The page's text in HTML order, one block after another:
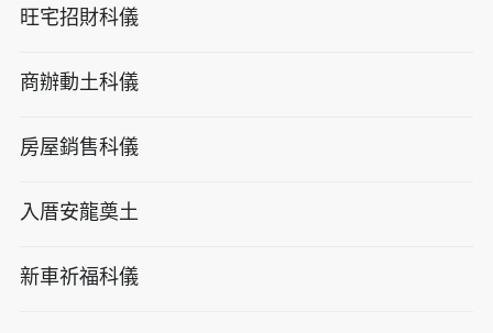
旺宅招財科儀
商辦動土科儀
房屋銷售科儀
入厝安龍奠土
新車祈福科儀